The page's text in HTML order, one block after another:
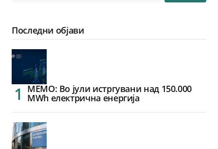
Последни објави
МЕМО: Во јули истргувани над 150.000
MWh електрична енергија